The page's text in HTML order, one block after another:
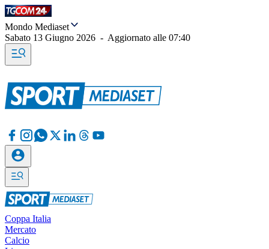
Mondo Mediaset
Sabato 13 Giugno 2026 - Aggiornato alle 07:40
Coppa Italia
Mercato
Calcio